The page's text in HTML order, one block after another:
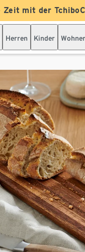
Zeit mit der
Herren Kinder